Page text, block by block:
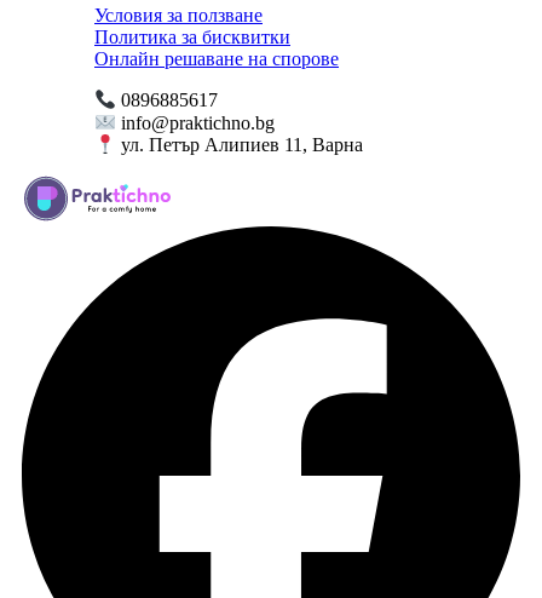
Условия за ползване
Политика за бисквитки
Онлайн решаване на спорове
0896885617
info@praktichno.bg
ул. Петър Алипиев 11, Варна